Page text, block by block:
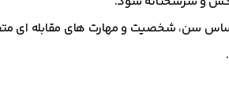
سن، شخصیت و مهارت های مقابله ای